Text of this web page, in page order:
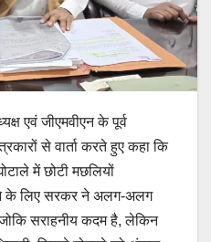
एवं जीएमवीएन के पूर्व
से वार्ता करते हुए कहा कि
में छोटी मछलियों
के लिए सरकर ने अलग-अलग
सराहनीय कदम है, लेकिन